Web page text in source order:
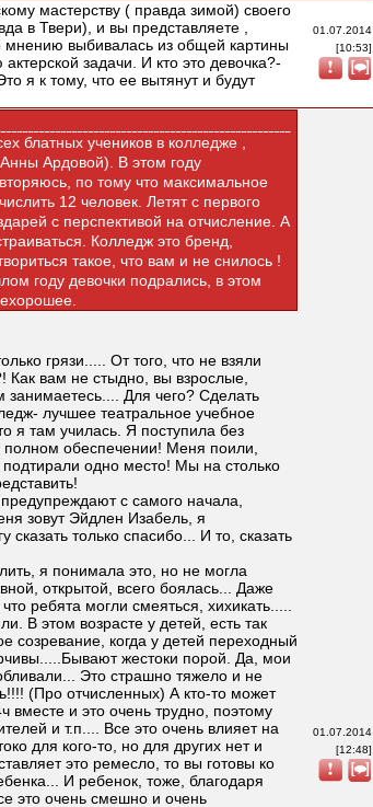
мастерству ( правда зимой) своего
в Твери), и вы представляете ,
мнению выбивалась из общей картины
задачи. И кто это девочка?-
я к тому, что ее вытянут и будут
01.07.2014
[10:53]
блатных учеников в колледже ,
Ардовой). В этом году
по тому что максимальное
12 человек. Летят с первого
с перспективой на отчисление. А
Колледж это бренд,
такое, что вам и не снилось !
году девочки подрались, в этом
грязи..... От того, что не взяли
вам не стыдно, вы взрослые,
Для чего? Сделать
лучшее театральное учебное
я там училась. Я поступила без
полном обеспечении! Меня поили,
одно место! Мы на столько
с самого начала,
зовут Эйдлен Изабель, я
сказать только спасибо... И то, сказать
я понимала это, но не могла
открытой, всего боялась... Даже
ребята могли смеяться, хихикать.....
В этом возрасте у детей, есть так
созревание, когда у детей переходный
жестоки порой. Да, мои
Это страшно тяжело и не
(Про отчисленных) А кто-то может
вместе и это очень трудно, поэтому
и т.п.... Все это очень влияет на
для кого-то, но для других нет и
это ремесло, то вы готовы ко
И ребенок, тоже, благодаря
это очень смешно и очень
01.07.2014
[12:48]